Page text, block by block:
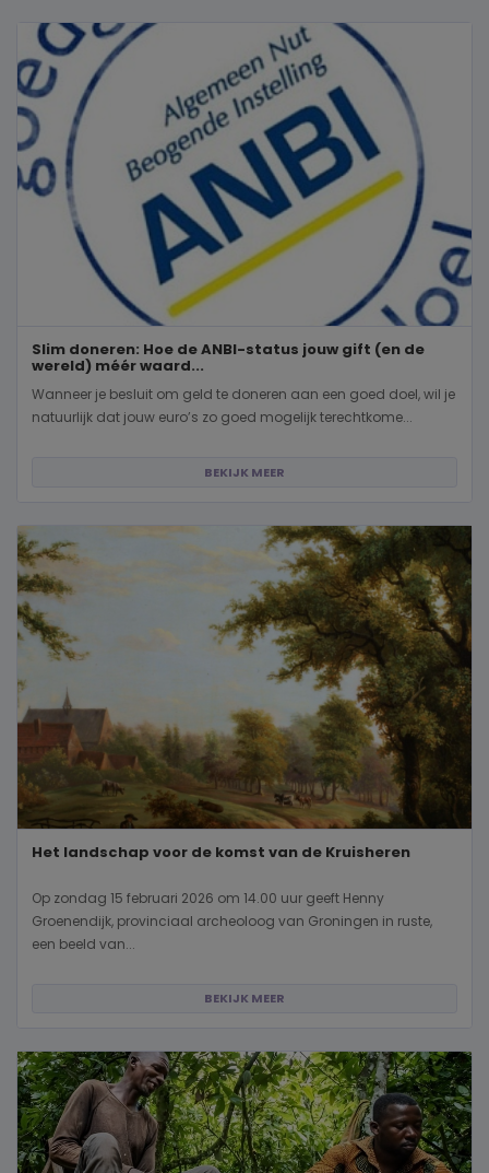
Slim doneren: Hoe de ANBI-status jouw gift (en de
wereld) méér waard...
Wanneer je besluit om geld te doneren aan een goed doel, wil je
natuurlijk dat jouw euro’s zo goed mogelijk terechtkome...
BEKIJK MEER
Het landschap voor de komst van de Kruisheren
Op zondag 15 februari 2026 om 14.00 uur geeft Henny
Groenendijk, provinciaal archeoloog van Groningen in ruste,
een beeld van...
BEKIJK MEER